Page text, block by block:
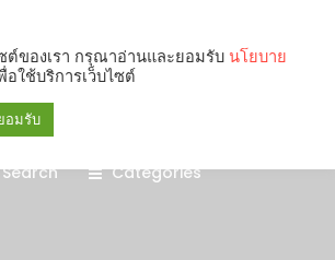
Search Categories
ต์ของเรา กรุณาอ่านและยอมรับ นโยบาย
อใช้บริการเว็บไซต์
อมรับ